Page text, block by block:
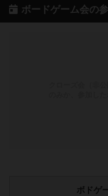
ボードゲーム会の
ボドゲ